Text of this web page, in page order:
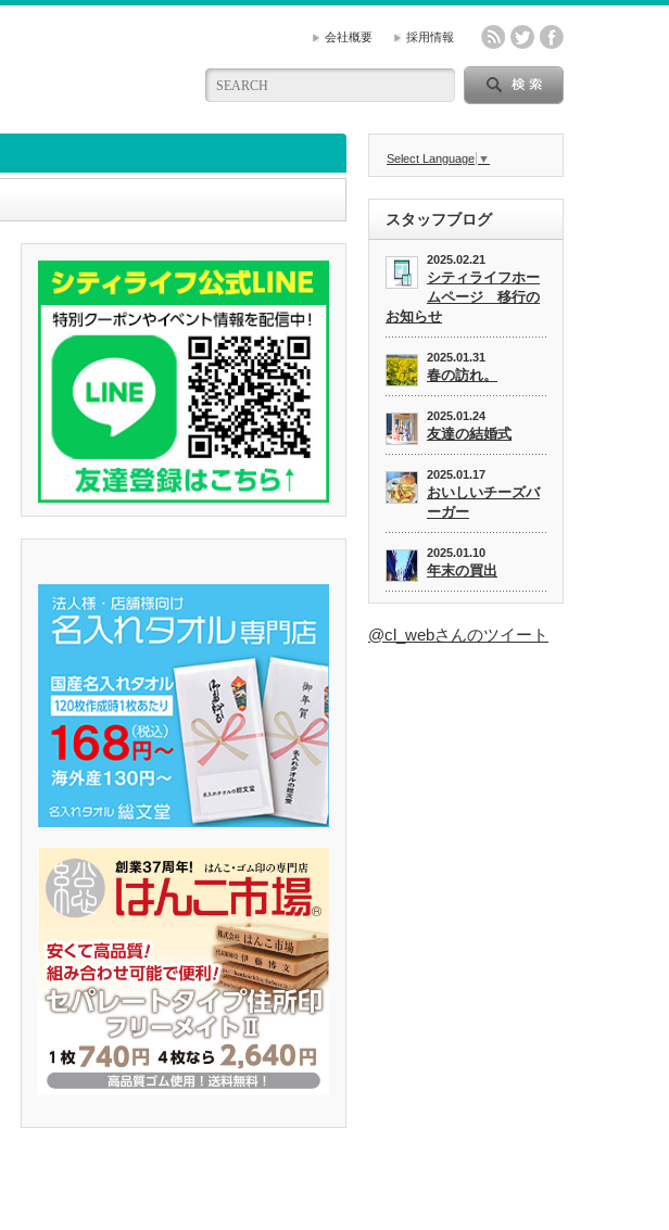
会社概要 採用情報
Select Language ▼
スタッフブログ
2025.02.21
シティライフホー
ムページ 移行の
お知らせ
2025.01.31
春の訪れ。
2025.01.24
友達の結婚式
2025.01.17
おいしいチーズバ
ーガー
2025.01.10
年末の買出
@cl_webさんのツイート